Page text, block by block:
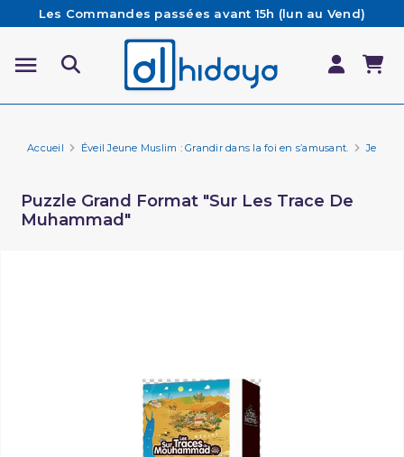
Les Commandes passées avant 15h (lun au Vend)
sont préparées et expédiées le jour même
Besoin d'aide ? Retrouvez notre FAQ
Livraison offerte à partir de 65€ d'achat*
Accueil Éveil Jeune Muslim : Grandir dans la foi en s’amusant. Jeux
Puzzle Grand Format "Sur Les Trace De
Muhammad"